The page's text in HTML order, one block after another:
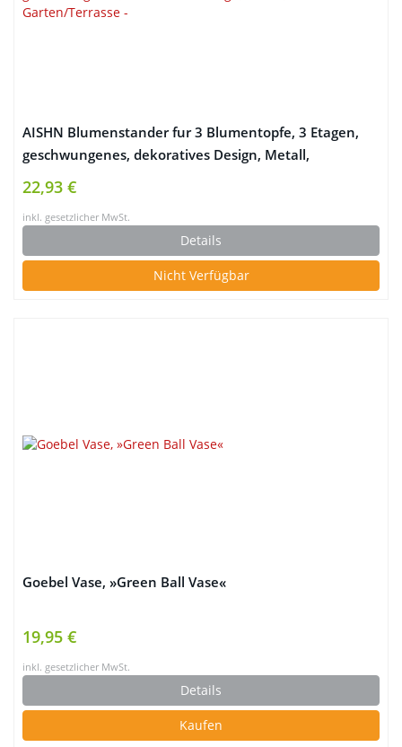
AISHN Blumenstander fur 3 Blumentopfe, 3 Etagen,
geschwungenes, dekoratives Design, Metall,
Garten/Terrasse
22,93 €
inkl. gesetzlicher MwSt.
Details
Nicht Verfügbar
Goebel Vase, »Green Ball Vase«
19,95 €
inkl. gesetzlicher MwSt.
Details
Kaufen